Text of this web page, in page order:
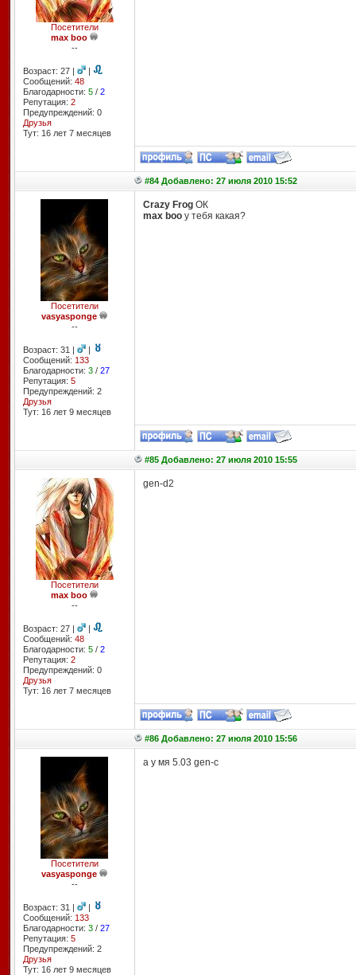
Посетители
max boo
--
Возраст: 27 |
|
Сообщений: 48
Благодарности: 5/ 2
Репутация: 2
Предупреждений: 0
Друзья
Тут: 16 лет 7 месяцев
#84 Добавлено: 27 июля 2010 15:52
Посетители
vasyasponge
--
Возраст: 31 |
|
Сообщений: 133
Благодарности: 3/ 27
Репутация: 5
Предупреждений: 2
Друзья
Тут: 16 лет 9 месяцев
Crazy FrogОК
max booу тебя какая?
#85 Добавлено: 27 июля 2010 15:55
Посетители
max boo
--
Возраст: 27 |
|
Сообщений: 48
Благодарности: 5/ 2
Репутация: 2
Предупреждений: 0
Друзья
Тут: 16 лет 7 месяцев
gen-d2
#86 Добавлено: 27 июля 2010 15:56
Посетители
vasyasponge
--
Возраст: 31 |
|
Сообщений: 133
Благодарности: 3/ 27
Репутация: 5
Предупреждений: 2
Друзья
Тут: 16 лет 9 месяцев
а у мя 5.03 gen-c